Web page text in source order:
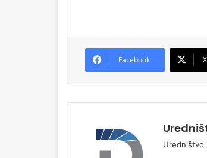
Facebook X
Uredništvo